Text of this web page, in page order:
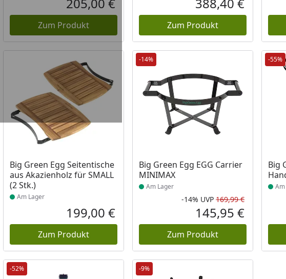
Aktueller Preis
Zum Produkt
Aktueller
Zum Produkt
Big Green Egg Seitentische
aus Akazienholz für SMALL
(2 Stk.)
Produkt am Lager
Am Lager
Aktueller Preis
199,00 €
Zum Produkt
-14%
Big Green Egg EGG Carrier
MINIMAX
Produkt am Lager
Am Lager
Rabatt in
-14% UVP 169,99 €
Aktueller
145,95 €
Zum Produkt
-55%
Big
-52% -9%